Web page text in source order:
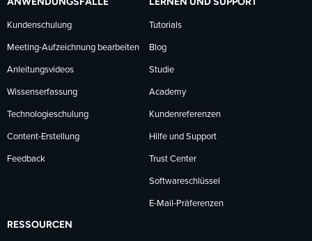
Kundenschulung
Meeting-Aufzeichnung bearbeiten
Anleitungsvideos
Wissenserfassung
Technologieschulung
Content-Erstellung
Feedback
Tutorials
Blog
Studie
Academy
Kundenreferenzen
Hilfe und Support
Trust Center
Softwareschlüssel
E-Mail-Präferenzen
RESSOURCEN